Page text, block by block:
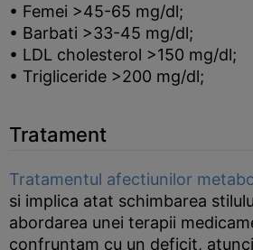
• Femei >45-65 mg/dl;
• Barbati >33-45 mg/dl;
• LDL cholesterol >150 mg/dl;
• Trigliceride >200 mg/dl;
Tratament
Tratamentul afectiunilor
si implica atat schimbarea
abordarea unei terapii
confruntam cu un deficit,